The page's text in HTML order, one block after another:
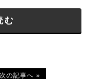
む
次の記事へ »